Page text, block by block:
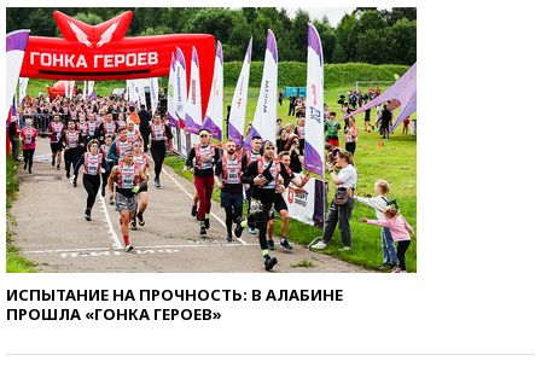
ИСПЫТАНИЕ НА ПРОЧНОСТЬ: В АЛАБИНЕ
ПРОШЛА «ГОНКА ГЕРОЕВ»